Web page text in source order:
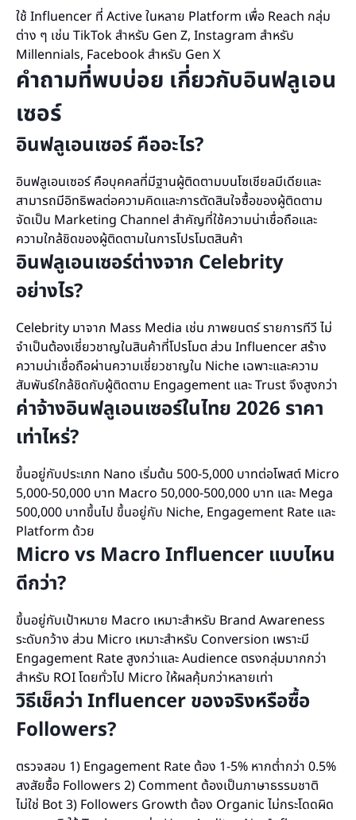
ใช้ Influencer ที่ Active ในหลาย Platform เพื่อ Reach กลุ่ม
ต่าง ๆ เช่น TikTok สำหรับ Gen Z, Instagram สำหรับ
Millennials, Facebook สำหรับ Gen X
คำถามที่พบบ่อย เกี่ยวกับอินฟลูเอน
เซอร์
อินฟลูเอนเซอร์ คืออะไร?
อินฟลูเอนเซอร์ คือบุคคลที่มีฐานผู้ติดตามบนโซเชียลมีเดียและ
สามารถมีอิทธิพลต่อความคิดและการตัดสินใจซื้อของผู้ติดตาม
จัดเป็น Marketing Channel สำคัญที่ใช้ความน่าเชื่อถือและ
ความใกล้ชิดของผู้ติดตามในการโปรโมตสินค้า
อินฟลูเอนเซอร์ต่างจาก Celebrity
อย่างไร?
Celebrity มาจาก Mass Media เช่น ภาพยนตร์ รายการทีวี ไม่
จำเป็นต้องเชี่ยวชาญในสินค้าที่โปรโมต ส่วน Influencer สร้าง
ความน่าเชื่อถือผ่านความเชี่ยวชาญใน Niche เฉพาะและความ
สัมพันธ์ใกล้ชิดกับผู้ติดตาม Engagement และ Trust จึงสูงกว่า
ค่าจ้างอินฟลูเอนเซอร์ในไทย 2026 ราคา
เท่าไหร่?
ขึ้นอยู่กับประเภท Nano เริ่มต้น 500-5,000 บาทต่อโพสต์ Micro
5,000-50,000 บาท Macro 50,000-500,000 บาท และ Mega
500,000 บาทขึ้นไป ขึ้นอยู่กับ Niche, Engagement Rate และ
Platform ด้วย
Micro vs Macro Influencer แบบไหน
ดีกว่า?
ขึ้นอยู่กับเป้าหมาย Macro เหมาะสำหรับ Brand Awareness
ระดับกว้าง ส่วน Micro เหมาะสำหรับ Conversion เพราะมี
Engagement Rate สูงกว่าและ Audience ตรงกลุ่มมากกว่า
สำหรับ ROI โดยทั่วไป Micro ให้ผลคุ้มกว่าหลายเท่า
วิธีเช็คว่า Influencer ของจริงหรือซื้อ
Followers?
ตรวจสอบ 1) Engagement Rate ต้อง 1-5% หากต่ำกว่า 0.5%
สงสัยซื้อ Followers 2) Comment ต้องเป็นภาษาธรรมชาติ
ไม่ใช่ Bot 3) Followers Growth ต้อง Organic ไม่กระโดดผิด